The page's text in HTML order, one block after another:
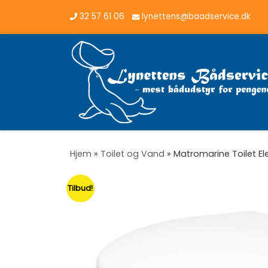
Vis hele indholdet32 57 61 06 lynettens@baadservice.dk
Hjem » Toilet og Vand » Matromarine Toilet
Tilbud!